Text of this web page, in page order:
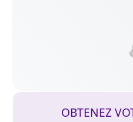
OBTENEZ